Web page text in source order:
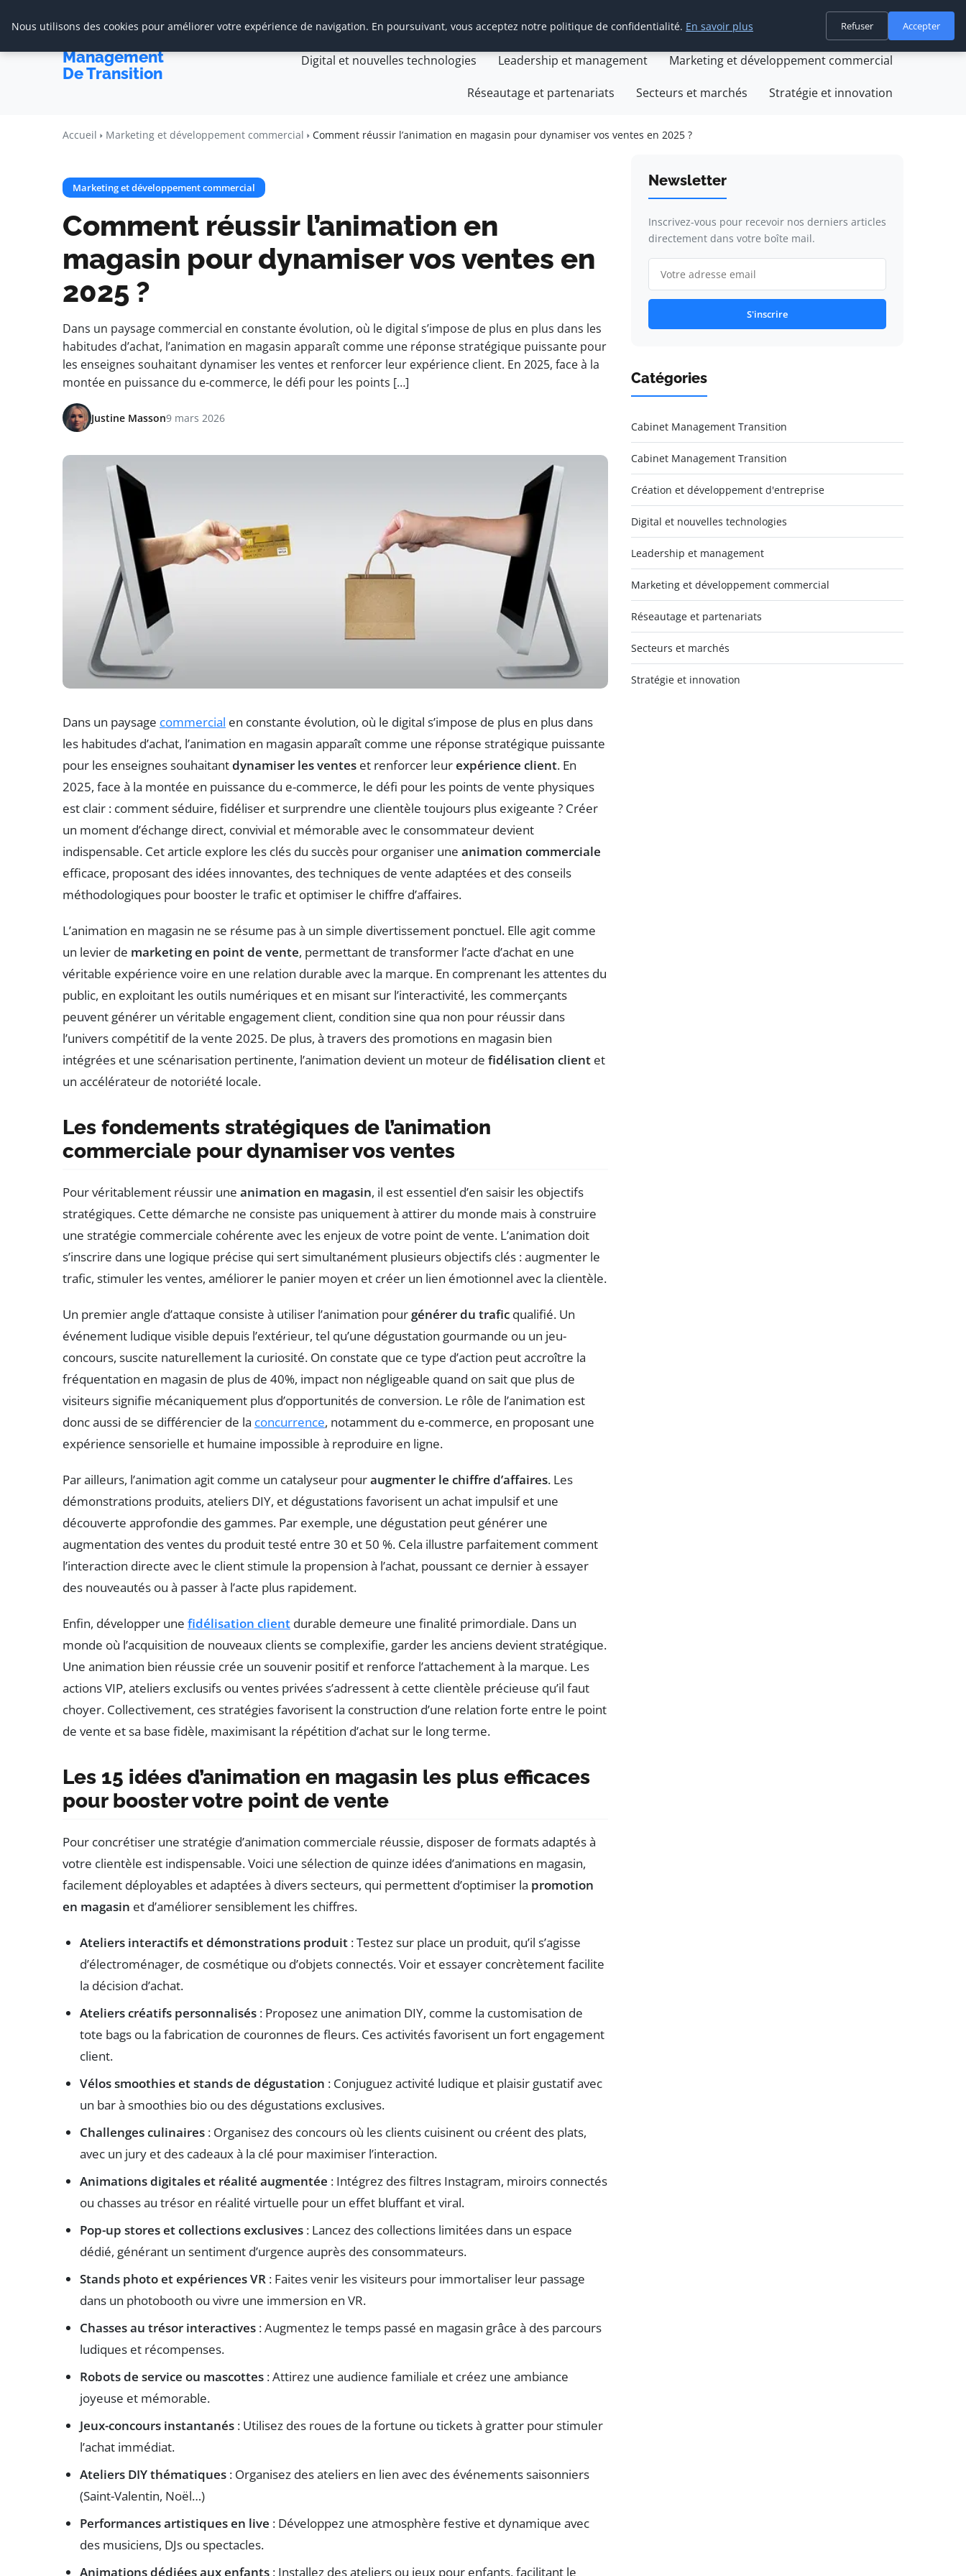
Management
De Transition
Accueil Cabinet Management Transition Cabinet Management Transition Création et développement d'entreprise
Digital et nouvelles technologies Leadership et management Marketing et développement commercial
Réseautage et partenariats Secteurs et marchés Stratégie et innovation
Accueil Marketing et développement commercial Comment réussir l’animation en magasin pour dynamiser vos ventes en 2025 ?
Marketing et développement commercial
Comment réussir l’animation en
magasin pour dynamiser vos ventes en
2025 ?
Dans un paysage commercial en constante évolution, où le digital s’impose de plus en plus dans les
habitudes d’achat, l’animation en magasin apparaît comme une réponse stratégique puissante pour
les enseignes souhaitant dynamiser les ventes et renforcer leur expérience client. En 2025, face à la
montée en puissance du e-commerce, le défi pour les points […]
Justine Masson9 mars 2026
Dans un paysage commercial en constante évolution, où le digital s’impose de plus en plus dans
les habitudes d’achat, l’animation en magasin apparaît comme une réponse stratégique puissante
pour les enseignes souhaitantdynamiser les ventes et renforcer leurexpérience client. En
2025, face à la montée en puissance du e-commerce, le défi pour les points de vente physiques
est clair : comment séduire, fidéliser et surprendre une clientèle toujours plus exigeante ? Créer
un moment d’échange direct, convivial et mémorable avec le consommateur devient
indispensable. Cet article explore les clés du succès pour organiser une animation commerciale
efficace, proposant des idées innovantes, des techniques de vente adaptées et des conseils
méthodologiques pour booster le trafic et optimiser le chiffre d’affaires.
L’animation en magasin ne se résume pas à un simple divertissement ponctuel. Elle agit comme
un levier de marketing en point de vente, permettant de transformer l’acte d’achat en une
véritable expérience voire en une relation durable avec la marque. En comprenant les attentes du
public, en exploitant les outils numériques et en misant sur l’interactivité, les commerçants
peuvent générer un véritable engagement client, condition sine qua non pour réussir dans
l’univers compétitif de la vente 2025. De plus, à travers des promotions en magasin bien
intégrées et une scénarisation pertinente, l’animation devient un moteur de fidélisation client et
un accélérateur de notoriété locale.
Les fondements stratégiques de l’animation
commerciale pour dynamiser vos ventes
Pour véritablement réussir une animation en magasin, il est essentiel d’en saisir les objectifs
stratégiques. Cette démarche ne consiste pas uniquement à attirer du monde mais à construire
une stratégie commerciale cohérente avec les enjeux de votre point de vente. L’animation doit
s’inscrire dans une logique précise qui sert simultanément plusieurs objectifs clés : augmenter le
trafic, stimuler les ventes, améliorer le panier moyen et créer un lien émotionnel avec la clientèle.
Un premier angle d’attaque consiste à utiliser l’animation pour générer du trafic qualifié. Un
événement ludique visible depuis l’extérieur, tel qu’une dégustation gourmande ou un jeu-
concours, suscite naturellement la curiosité. On constate que ce type d’action peut accroître la
fréquentation en magasin de plus de 40%, impact non négligeable quand on sait que plus de
visiteurs signifie mécaniquement plus d’opportunités de conversion. Le rôle de l’animation est
donc aussi de se différencier de la concurrence, notamment du e-commerce, en proposant une
expérience sensorielle et humaine impossible à reproduire en ligne.
Par ailleurs, l’animation agit comme un catalyseur pouraugmenter le chiffre d’affaires. Les
démonstrations produits, ateliers DIY, et dégustations favorisent un achat impulsif et une
découverte approfondie des gammes. Par exemple, une dégustation peut générer une
augmentation des ventes du produit testé entre 30 et 50 %. Cela illustre parfaitement comment
l’interaction directe avec le client stimule la propension à l’achat, poussant ce dernier à essayer
des nouveautés ou à passer à l’acte plus rapidement.
Enfin, développer une fidélisation client durable demeure une finalité primordiale. Dans un
monde où l’acquisition de nouveaux clients se complexifie, garder les anciens devient stratégique.
Une animation bien réussie crée un souvenir positif et renforce l’attachement à la marque. Les
actions VIP, ateliers exclusifs ou ventes privées s’adressent à cette clientèle précieuse qu’il faut
choyer. Collectivement, ces stratégies favorisent la construction d’une relation forte entre le point
de vente et sa base fidèle, maximisant la répétition d’achat sur le long terme.
Les 15 idées d’animation en magasin les plus efficaces
pour booster votre point de vente
Pour concrétiser une stratégie d’animation commerciale réussie, disposer de formats adaptés à
votre clientèle est indispensable. Voici une sélection de quinze idées d’animations en magasin,
facilement déployables et adaptées à divers secteurs, qui permettent d’optimiser la promotion
en magasin et d’améliorer sensiblement les chiffres.
Ateliers interactifs et démonstrations produit : Testez sur place un produit, qu’il s’agisse
d’électroménager, de cosmétique ou d’objets connectés. Voir et essayer concrètement facilite
la décision d’achat.
Ateliers créatifs personnalisés : Proposez une animation DIY, comme la customisation de
tote bags ou la fabrication de couronnes de fleurs. Ces activités favorisent un fort engagement
client.
Vélos smoothies et stands de dégustation : Conjuguez activité ludique et plaisir gustatif avec
un bar à smoothies bio ou des dégustations exclusives.
Challenges culinaires : Organisez des concours où les clients cuisinent ou créent des plats,
avec un jury et des cadeaux à la clé pour maximiser l’interaction.
Animations digitales et réalité augmentée : Intégrez des filtres Instagram, miroirs connectés
ou chasses au trésor en réalité virtuelle pour un effet bluffant et viral.
Pop-up stores et collections exclusives : Lancez des collections limitées dans un espace
dédié, générant un sentiment d’urgence auprès des consommateurs.
Stands photo et expériences VR : Faites venir les visiteurs pour immortaliser leur passage
dans un photobooth ou vivre une immersion en VR.
Chasses au trésor interactives : Augmentez le temps passé en magasin grâce à des parcours
ludiques et récompenses.
Robots de service ou mascottes : Attirez une audience familiale et créez une ambiance
joyeuse et mémorable.
Jeux-concours instantanés : Utilisez des roues de la fortune ou tickets à gratter pour stimuler
l’achat immédiat.
Ateliers DIY thématiques : Organisez des ateliers en lien avec des événements saisonniers
(Saint-Valentin, Noël…)
Performances artistiques en live : Développez une atmosphère festive et dynamique avec
des musiciens, DJs ou spectacles.
Animations dédiées aux enfants : Installez des ateliers ou jeux pour enfants, facilitant le
Newsletter
Inscrivez-vous pour recevoir nos derniers articles
directement dans votre boîte mail.
S'inscrire
Catégories
Cabinet Management Transition
Cabinet Management Transition
Création et développement d'entreprise
Digital et nouvelles technologies
Leadership et management
Marketing et développement commercial
Réseautage et partenariats
Secteurs et marchés
Stratégie et innovation
Nous utilisons des cookies pour améliorer votre expérience de navigation. En poursuivant, vous acceptez notre politique de confidentialité. En savoir plus Refuser Accepter